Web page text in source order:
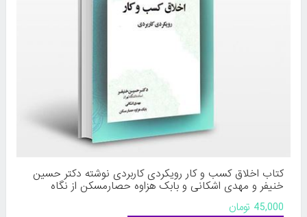
کتاب اخلاق کسب و کار رویکردی کاربردی نوشته دکتر حسین
خنیفر و مهدی اشکانی و بابک هزاوه حصارمسکن از نگاه
دانش
45,000 تومان